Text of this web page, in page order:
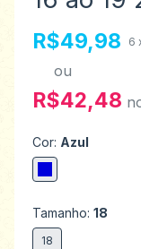
R$49,98 6
ou
R$42,48
Cor: Azul
Tamanho: 18
18